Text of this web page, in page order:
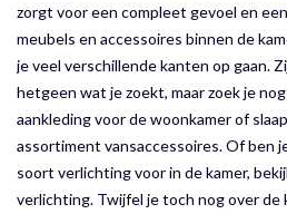
zorgt voor een compleet gevoel en
meubels en accessoires binnen de
je veel verschillende kanten op gaan.
hetgeen wat je zoekt, maar zoek je
aankleding voor de woonkamer of
assortiment vansaccessoires. Of ben
soort verlichting voor in de kamer,
verlichting. Twijfel je toch nog over de